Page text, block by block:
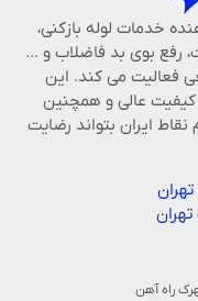
خدمات لوله بازکنی،
رفع بوی بد فاضلاب و …
تجربه واقعی فعالیت می کند. این
کیفیت عالی و همچنین
ایران بتواند رضایت
تهران
راه‌ آهن